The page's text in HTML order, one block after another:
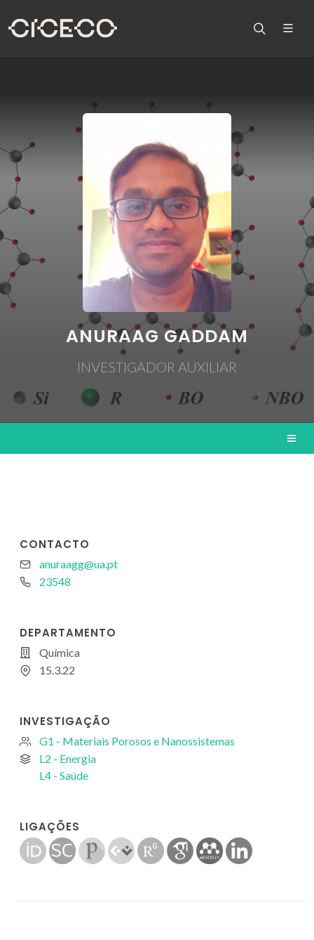
ANURAAG GADDAM
INVESTIGADOR AUXILIAR
CONTACTO
anuraagg@ua.pt
23548
DEPARTAMENTO
Química
15.3.22
INVESTIGAÇÃO
G1 - Materiais Porosos e Nanossistemas
L2 - Energia
L4 - Saúde
LIGAÇÕES